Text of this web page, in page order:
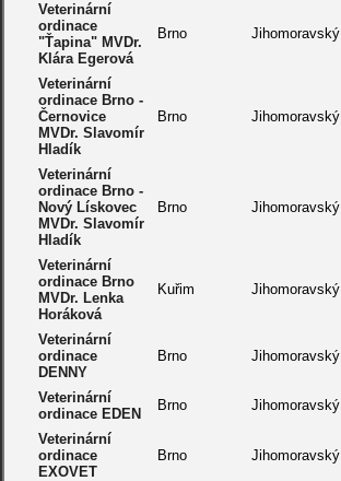
Veterinární
ordinace
"Ťapina" MVDr.
Klára Egerová
Brno Jihomoravský
Veterinární
ordinace Brno -
Černovice
MVDr. Slavomír
Hladík
Brno Jihomoravský
Veterinární
ordinace Brno -
Nový Lískovec
MVDr. Slavomír
Hladík
Brno Jihomoravský
Veterinární
ordinace Brno
MVDr. Lenka
Horáková
Kuřim Jihomoravský
Veterinární
ordinace
DENNY
Brno Jihomoravský
Veterinární
ordinace EDEN
Brno Jihomoravský
Veterinární
ordinace
EXOVET
Brno Jihomoravský